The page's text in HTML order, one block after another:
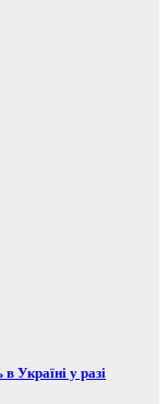
Україні у разі